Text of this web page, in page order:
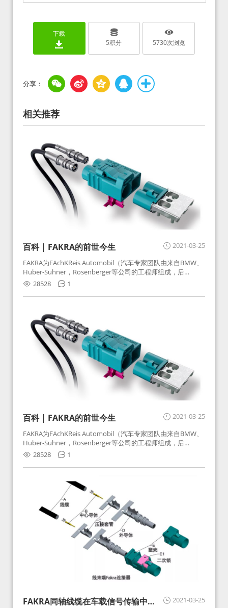
下载
5积分 5730次浏览
相关推荐
2021-03-25
百科 | FAKRA的前世今生
FAKRA为FAchKReis Automobil（汽车专家团队由来自BMW、
Huber-Suhner，Rosenberger等公司的工程师组成，后
Huber-Suhner相关连接器业务及技术在2010年并入
Rosenberger）缩写。起初为BMW需求用于车载收音机天线连
接，如今FAKRA已成为汽车行业通用标准的射频连接器，被业
28528 1
2021-03-25
百科 | FAKRA的前世今生
FAKRA为FAchKReis Automobil（汽车专家团队由来自BMW、
Huber-Suhner，Rosenberger等公司的工程师组成，后
Huber-Suhner相关连接器业务及技术在2010年并入
Rosenberger）缩写。起初为BMW需求用于车载收音机天线连
接，如今FAKRA已成为汽车行业通用标准的射频连接器，被业
28528 1
2021-03-25
FAKRA同轴线缆在车载信号传输中的